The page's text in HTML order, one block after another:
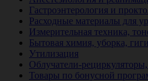
Гастроэнтерология и
Расходные материалы для
Измерительная техника,
Бытовая химия, уборка,
Утилизация
Облучатели-
Товары по бонусной